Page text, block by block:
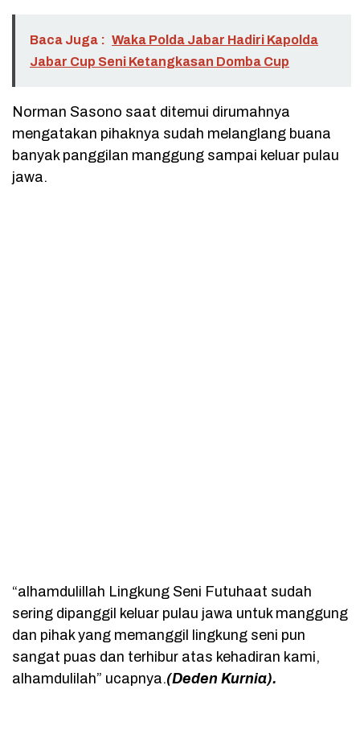
Baca Juga : Waka Polda Jabar Hadiri Kapolda
Jabar Cup Seni Ketangkasan Domba Cup
Norman Sasono saat ditemui dirumahnya
mengatakan pihaknya sudah melanglang buana
banyak panggilan manggung sampai keluar pulau
jawa.
“alhamdulillah Lingkung Seni Futuhaat sudah
sering dipanggil keluar pulau jawa untuk manggung
dan pihak yang memanggil lingkung seni pun
sangat puas dan terhibur atas kehadiran kami,
alhamdulilah” ucapnya.(Deden Kurnia).